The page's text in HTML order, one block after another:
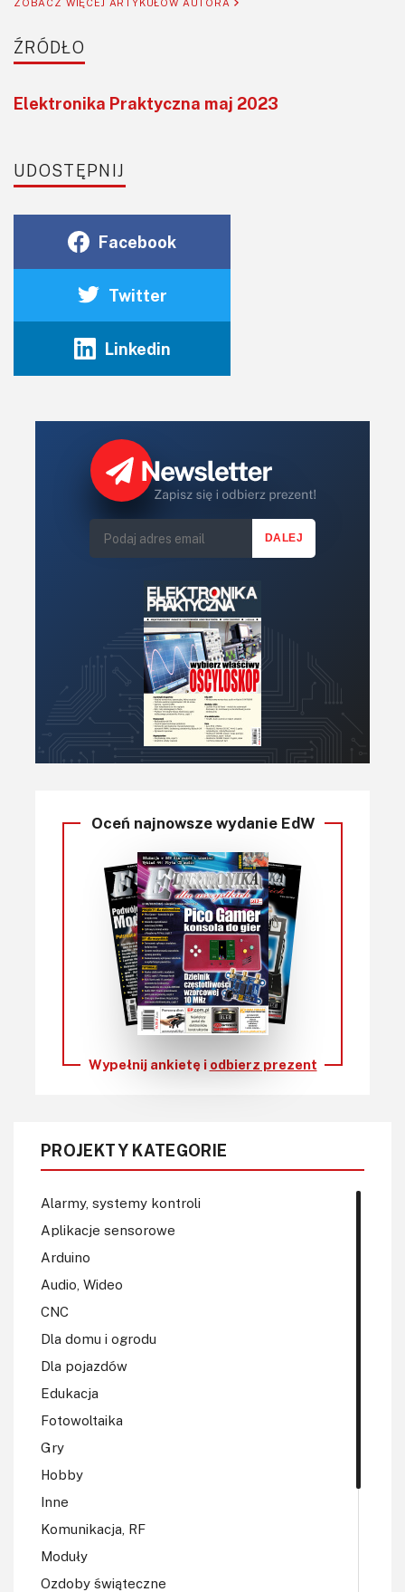
ŹRÓDŁO
Elektronika Praktyczna maj 2023
UDOSTĘPNIJ
Facebook
Twitter
Linkedin
Oceń najnowsze wydanie EdW
Wypełnij ankietę i odbierz prezent
PROJEKTY KATEGORIE
Alarmy, systemy kontroli
Aplikacje sensorowe
Arduino
Audio, Wideo
CNC
Dla domu i ogrodu
Dla pojazdów
Edukacja
Fotowoltaika
Gry
Hobby
Inne
Komunikacja, RF
Moduły
Ozdoby świąteczne